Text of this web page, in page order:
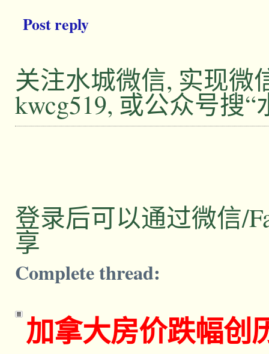
Post reply
关注水城微信, 实现微
kwcg519, 或公众号搜“
登录后可以通过微信/
享
Complete thread:
加拿大房价跌幅创